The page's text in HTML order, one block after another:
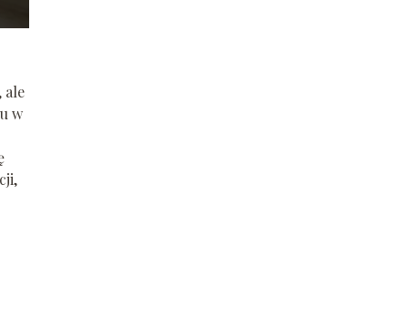
ale
w